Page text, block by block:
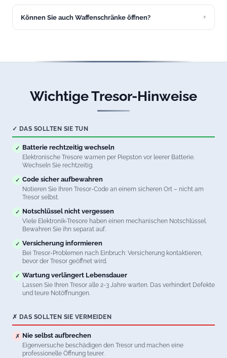
erreichbar, auch an Wochenenden und Feiertagen.
Können Sie auch Waffenschränke öffnen?
Wichtige Tresor-Hinweise
✓ DAS SOLLTEN SIE TUN
✓ Batterie rechtzeitig wechseln
Elektronische Tresore warnen per Piepston vor leerer Batterie.
Wechseln Sie rechtzeitig.
✓ Code sicher aufbewahren
Notieren Sie Ihren Tresor-Code an einem sicheren Ort – nicht am
Tresor selbst.
✓ Notschlüssel nicht vergessen
Viele Elektronik-Tresore haben einen mechanischen Notschlüssel.
Bewahren Sie ihn separat auf.
✓ Versicherung informieren
Bei Tresor-Problemen nach Einbruch: Versicherung kontaktieren,
bevor der Tresor geöffnet wird.
✓ Wartung verlängert Lebensdauer
Lassen Sie Ihren Tresor alle 2-3 Jahre warten. Das verhindert Defekte
und teure Notöffnungen.
✗ DAS SOLLTEN SIE VERMEIDEN
✗ Nie selbst aufbrechen
Eigenversuche beschädigen den Tresor und machen eine
professionelle Öffnung teurer.